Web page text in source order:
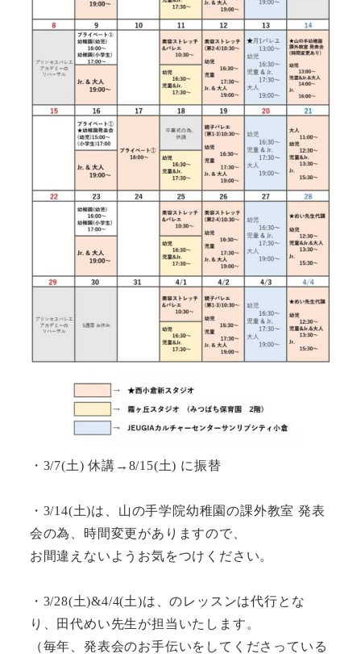
・3/7(土) 休講→8/15(土) に振替
・3/14(土)は、山の手学院幼稚園の課外教室 発表
会の為、時間変更がありますので、
お間違えないようお気をつけください。
・3/28(土)&4/4(土)は、のレッスンは代行とな
り、田代めい先生が担当いたします。
（毎年、発表会のお手伝いをしてくださっている